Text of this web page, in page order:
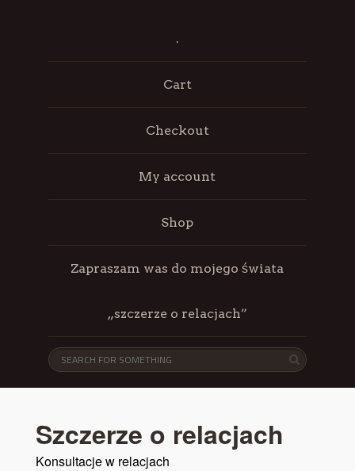
.
Cart
Checkout
My account
Shop
Zapraszam was do mojego świata
„szczerze o relacjach”
Szczerze o relacjach
Konsultacje w relacjach